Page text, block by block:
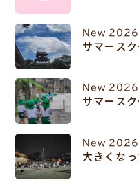
New
サマース
New
サマース
New
大きくな